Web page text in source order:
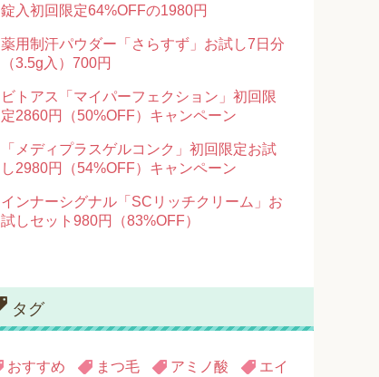
錠入初回限定64%OFFの1980円
薬用制汗パウダー「さらすず」お試し7日分
（3.5g入）700円
ビトアス「マイパーフェクション」初回限
定2860円（50%OFF）キャンペーン
「メディプラスゲルコンク」初回限定お試
し2980円（54%OFF）キャンペーン
インナーシグナル「SCリッチクリーム」お
試しセット980円（83%OFF）
タグ
おすすめ まつ毛 アミノ酸
エイ